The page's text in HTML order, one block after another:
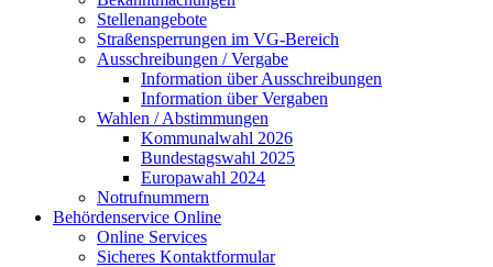
Stellenangebote
Straßensperrungen im VG-Bereich
Ausschreibungen / Vergabe
Information über Ausschreibungen
Information über Vergaben
Wahlen / Abstimmungen
Kommunalwahl 2026
Bundestagswahl 2025
Europawahl 2024
Notrufnummern
Behördenservice Online
Online Services
Sicheres Kontaktformular